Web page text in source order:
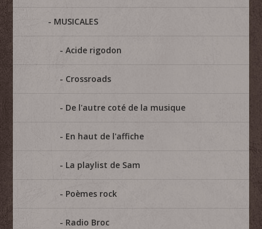
MUSICALES
Acide rigodon
Crossroads
De l'autre coté de la musique
En haut de l'affiche
La playlist de Sam
Poèmes rock
Radio Broc